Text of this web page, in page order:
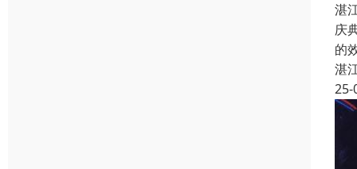
湛
庆
的
湛
25-